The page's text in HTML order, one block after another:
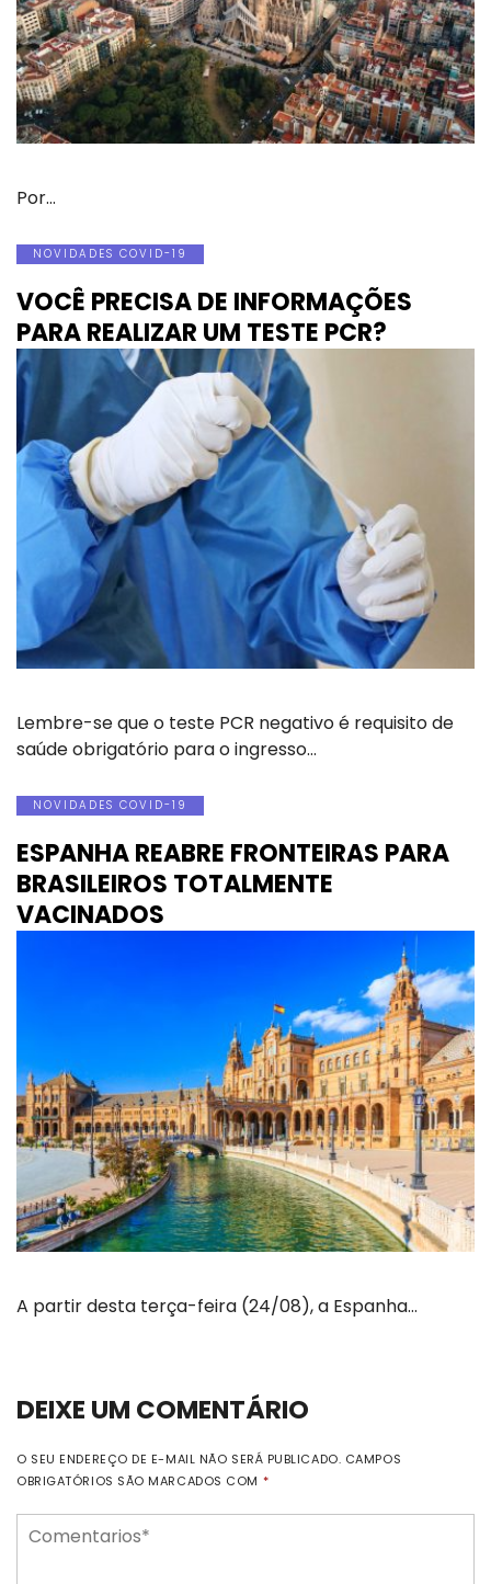
Por…
NOVIDADES COVID-19
VOCÊ PRECISA DE INFORMAÇÕES
PARA REALIZAR UM TESTE PCR?
Lembre-se que o teste PCR negativo é requisito de
saúde obrigatório para o ingresso…
NOVIDADES COVID-19
ESPANHA REABRE FRONTEIRAS PARA
BRASILEIROS TOTALMENTE
VACINADOS
A partir desta terça-feira (24/08), a Espanha…
DEIXE UM COMENTÁRIO
O SEU ENDEREÇO DE E-MAIL NÃO SERÁ PUBLICADO. CAMPOS
OBRIGATÓRIOS SÃO MARCADOS COM *